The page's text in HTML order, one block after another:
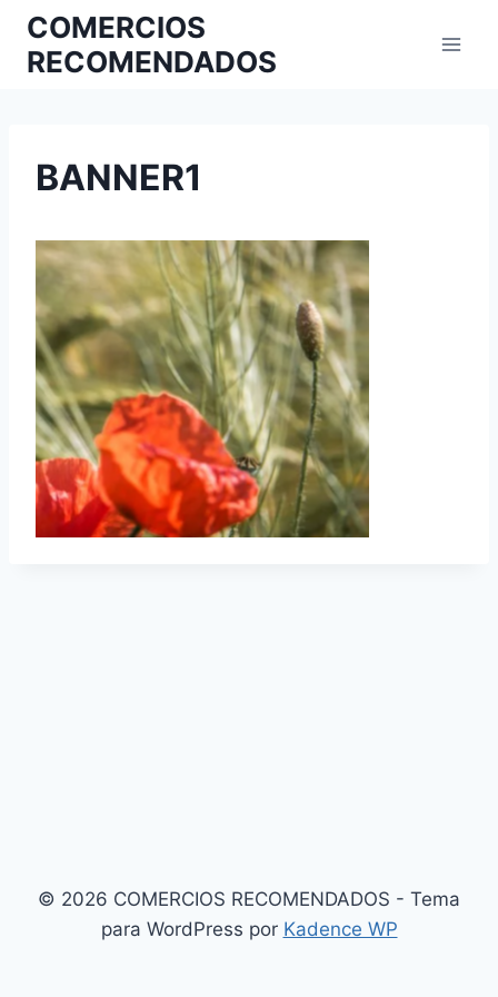
COMERCIOS
RECOMENDADOS
BANNER1
© 2026 COMERCIOS RECOMENDADOS - Tema
para WordPress por Kadence WP